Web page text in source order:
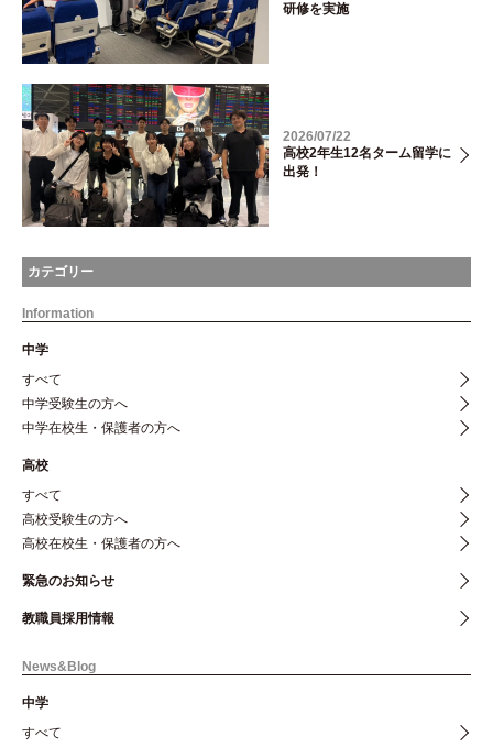
研修を実施
2026/07/22
高校2年生12名ターム留学に
出発！
カテゴリー
Information
中学
すべて
中学受験生の方へ
中学在校生・保護者の方へ
高校
すべて
高校受験生の方へ
高校在校生・保護者の方へ
緊急のお知らせ
教職員採用情報
News&Blog
中学
すべて